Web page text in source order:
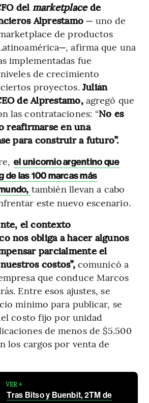
del marketplacede
Alprestamo─ uno de
de productos
afirma que una
implementadas fue
de crecimiento
proyectos.Julián
de Alprestamo,agregó que
las contrataciones: “No es
reafirmarse en una
para construir a futuro”.
el unicornio argentino que
de las 100 marcas más
también llevan a cabo
este nuevo escenario.
el contexto
nos obliga a hacer algunos
parcialmente el
costos”,comunicó a
que conduce Marcos
Entre esos ajustes, se
mínimo para publicar, se
costo fijo por unidad
de menos de $5.500
los cargos por venta de
VER +
Tras Bitso y Buenbit, 2TM de